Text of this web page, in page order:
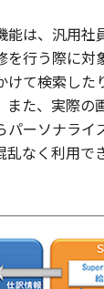
能は、汎用社
を行う際に対
けて検索した
また、実際の
パーソナライ
乱なく利用で